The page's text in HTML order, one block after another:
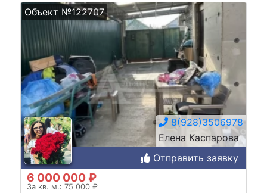
Объект №122707
8(928)3506978
Елена Каспарова
Отправить заявку
6 000 000 ₽
За кв. м.: 75 000 ₽